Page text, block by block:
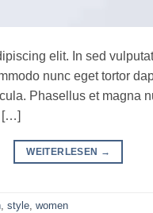
elit. In sed
nunc eget tortor
Phasellus et magna
[…]
WEITERLESEN →
, style, women